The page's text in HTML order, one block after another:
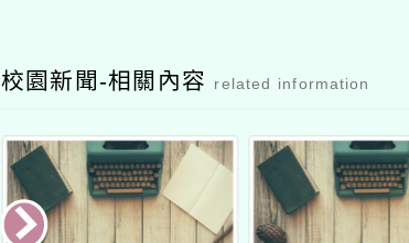
校園新聞-相關內容 related information